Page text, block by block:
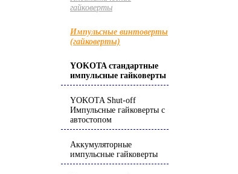
гайковерты
Импульсные винтоверты
(гайковерты)
YOKOTA стандартные
импульсные гайковерты
YOKOTA Shut-off
Импульсные гайковерты с
автостопом
Аккумуляторные
импульсные гайковерты